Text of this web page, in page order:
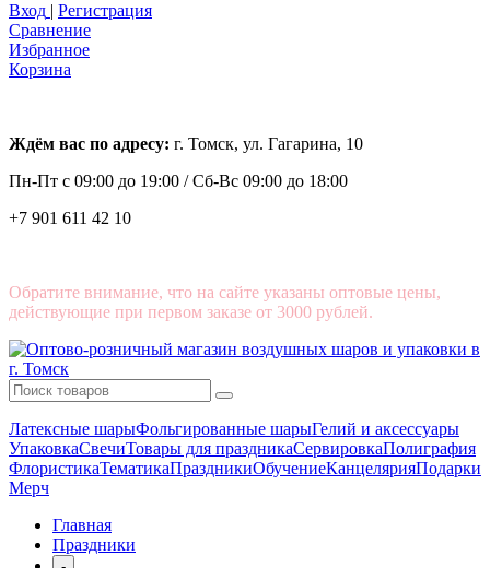
Вход | Регистрация
Сравнение
Избранное
Корзина
Ждём вас по адресу: г. Томск, ул. Гагарина, 10
Пн-Пт с 09:00 до 19:00 /Сб-Вс 09:00 до 18:00
+7 901 611 42 10
Обратите внимание, что на сайте указаны оптовые цены,
действующие при первом заказе от 3000 рублей.
Латексные шарыФольгированные шарыГелий и аксессуары
УпаковкаСвечиТовары для праздникаСервировкаПолиграфия
ФлористикаТематикаПраздникиОбучениеКанцелярияПодарки
Мерч
Главная
Праздники